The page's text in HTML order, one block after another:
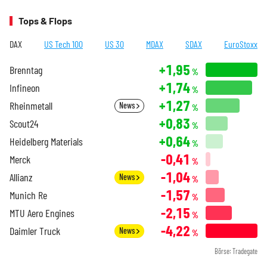
Tops & Flops
DAX US Tech 100 US 30 MDAX SDAX EuroStoxx
Brenntag +1,95 %
Infineon +1,74%
Rheinmetall News +1,27 %
Scout24 +0,83 %
Heidelberg Materials +0,64%
Merck -0,41 %
Allianz News -1,04%
Munich Re -1,57 %
MTU Aero Engines -2,15 %
Daimler Truck News -4,22 %
Börse: Tradegate